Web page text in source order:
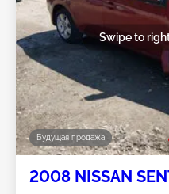
Будущая продажа
Swipe to
2008 NISSAN